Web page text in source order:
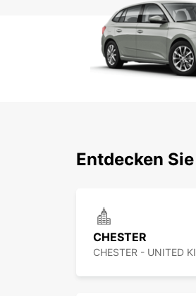
Entdecken
CHESTER
CHESTER - UNITED